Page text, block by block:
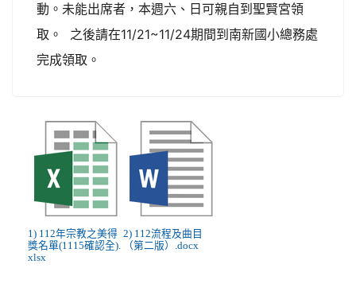
動。未能出席者，本週六、日可親自到聖賢宮領
取。 之後請在11/21~11/24期間到南新國小總務處
完成領取。
1) 112年宗教之美得
獎名單(1115確認全).
xlsx
2) 112流程及曲目
（第二版）.docx